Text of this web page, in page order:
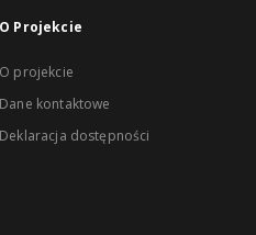
O Projekcie
O projekcie
Dane kontaktowe
Deklaracja dostępności